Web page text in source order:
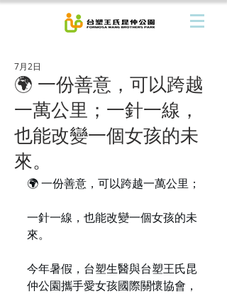
🌍 一份善意，可以跨越
一萬公里；一針一線，
也能改變一個女孩的未
來。
7月2日
🌍 一份善意，可以跨越一萬公里；
一針一線，也能改變一個女孩的未
來。
今年暑假，台塑生醫與台塑王氏昆
仲公園攜手愛女孩國際關懷協會，